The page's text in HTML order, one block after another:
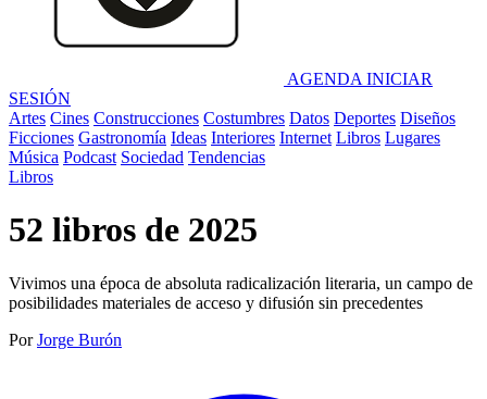
AGENDA INICIAR
SESIÓN
Artes Cines Construcciones Costumbres Datos Deportes Diseños
Ficciones Gastronomía Ideas Interiores Internet Libros Lugares
Música Podcast Sociedad Tendencias
Libros
52 libros de 2025
Vivimos una época de absoluta radicalización literaria, un campo de
posibilidades materiales de acceso y difusión sin precedentes
Por Jorge Burón